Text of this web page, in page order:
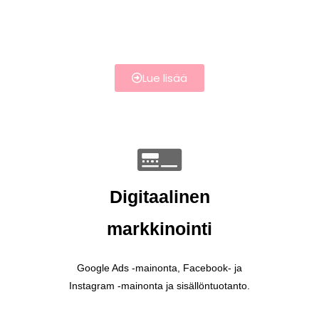
Lue lisää
Digitaalinen
markkinointi
Google Ads -mainonta, Facebook- ja
Instagram -mainonta ja sisällöntuotanto.